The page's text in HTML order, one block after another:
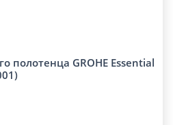
полотенца GROHE Essential